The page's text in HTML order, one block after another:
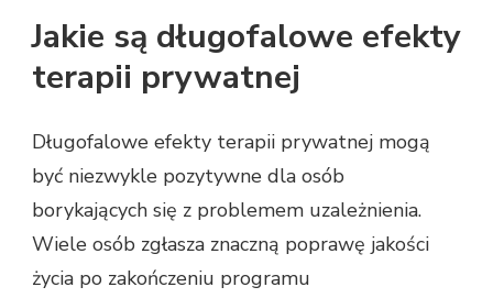
Jakie są długofalowe efekty
terapii prywatnej
Długofalowe efekty terapii prywatnej mogą
być niezwykle pozytywne dla osób
borykających się z problemem uzależnienia.
Wiele osób zgłasza znaczną poprawę jakości
życia po zakończeniu programu